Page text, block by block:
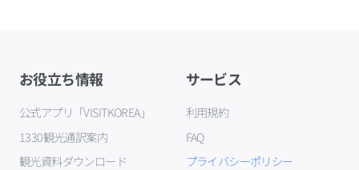
お役立ち情報
公式アプリ「VISITKOREA」
1330観光通訳案内
観光資料ダウンロード
サービス
利用規約
FAQ
プライバシーポリシー